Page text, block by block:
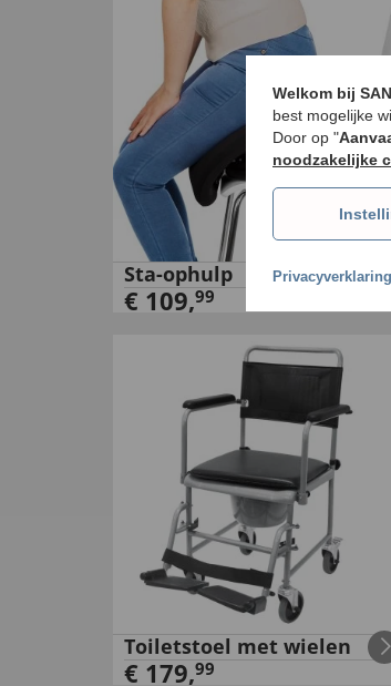
Sta-ophulp
€ 109,99
Toiletstoel met wielen
€ 179,99
Welkom bij
best mogelijke
Door op "
noodzakelijke
Privacyverklaring